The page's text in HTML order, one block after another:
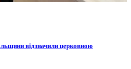
відзначили церковною